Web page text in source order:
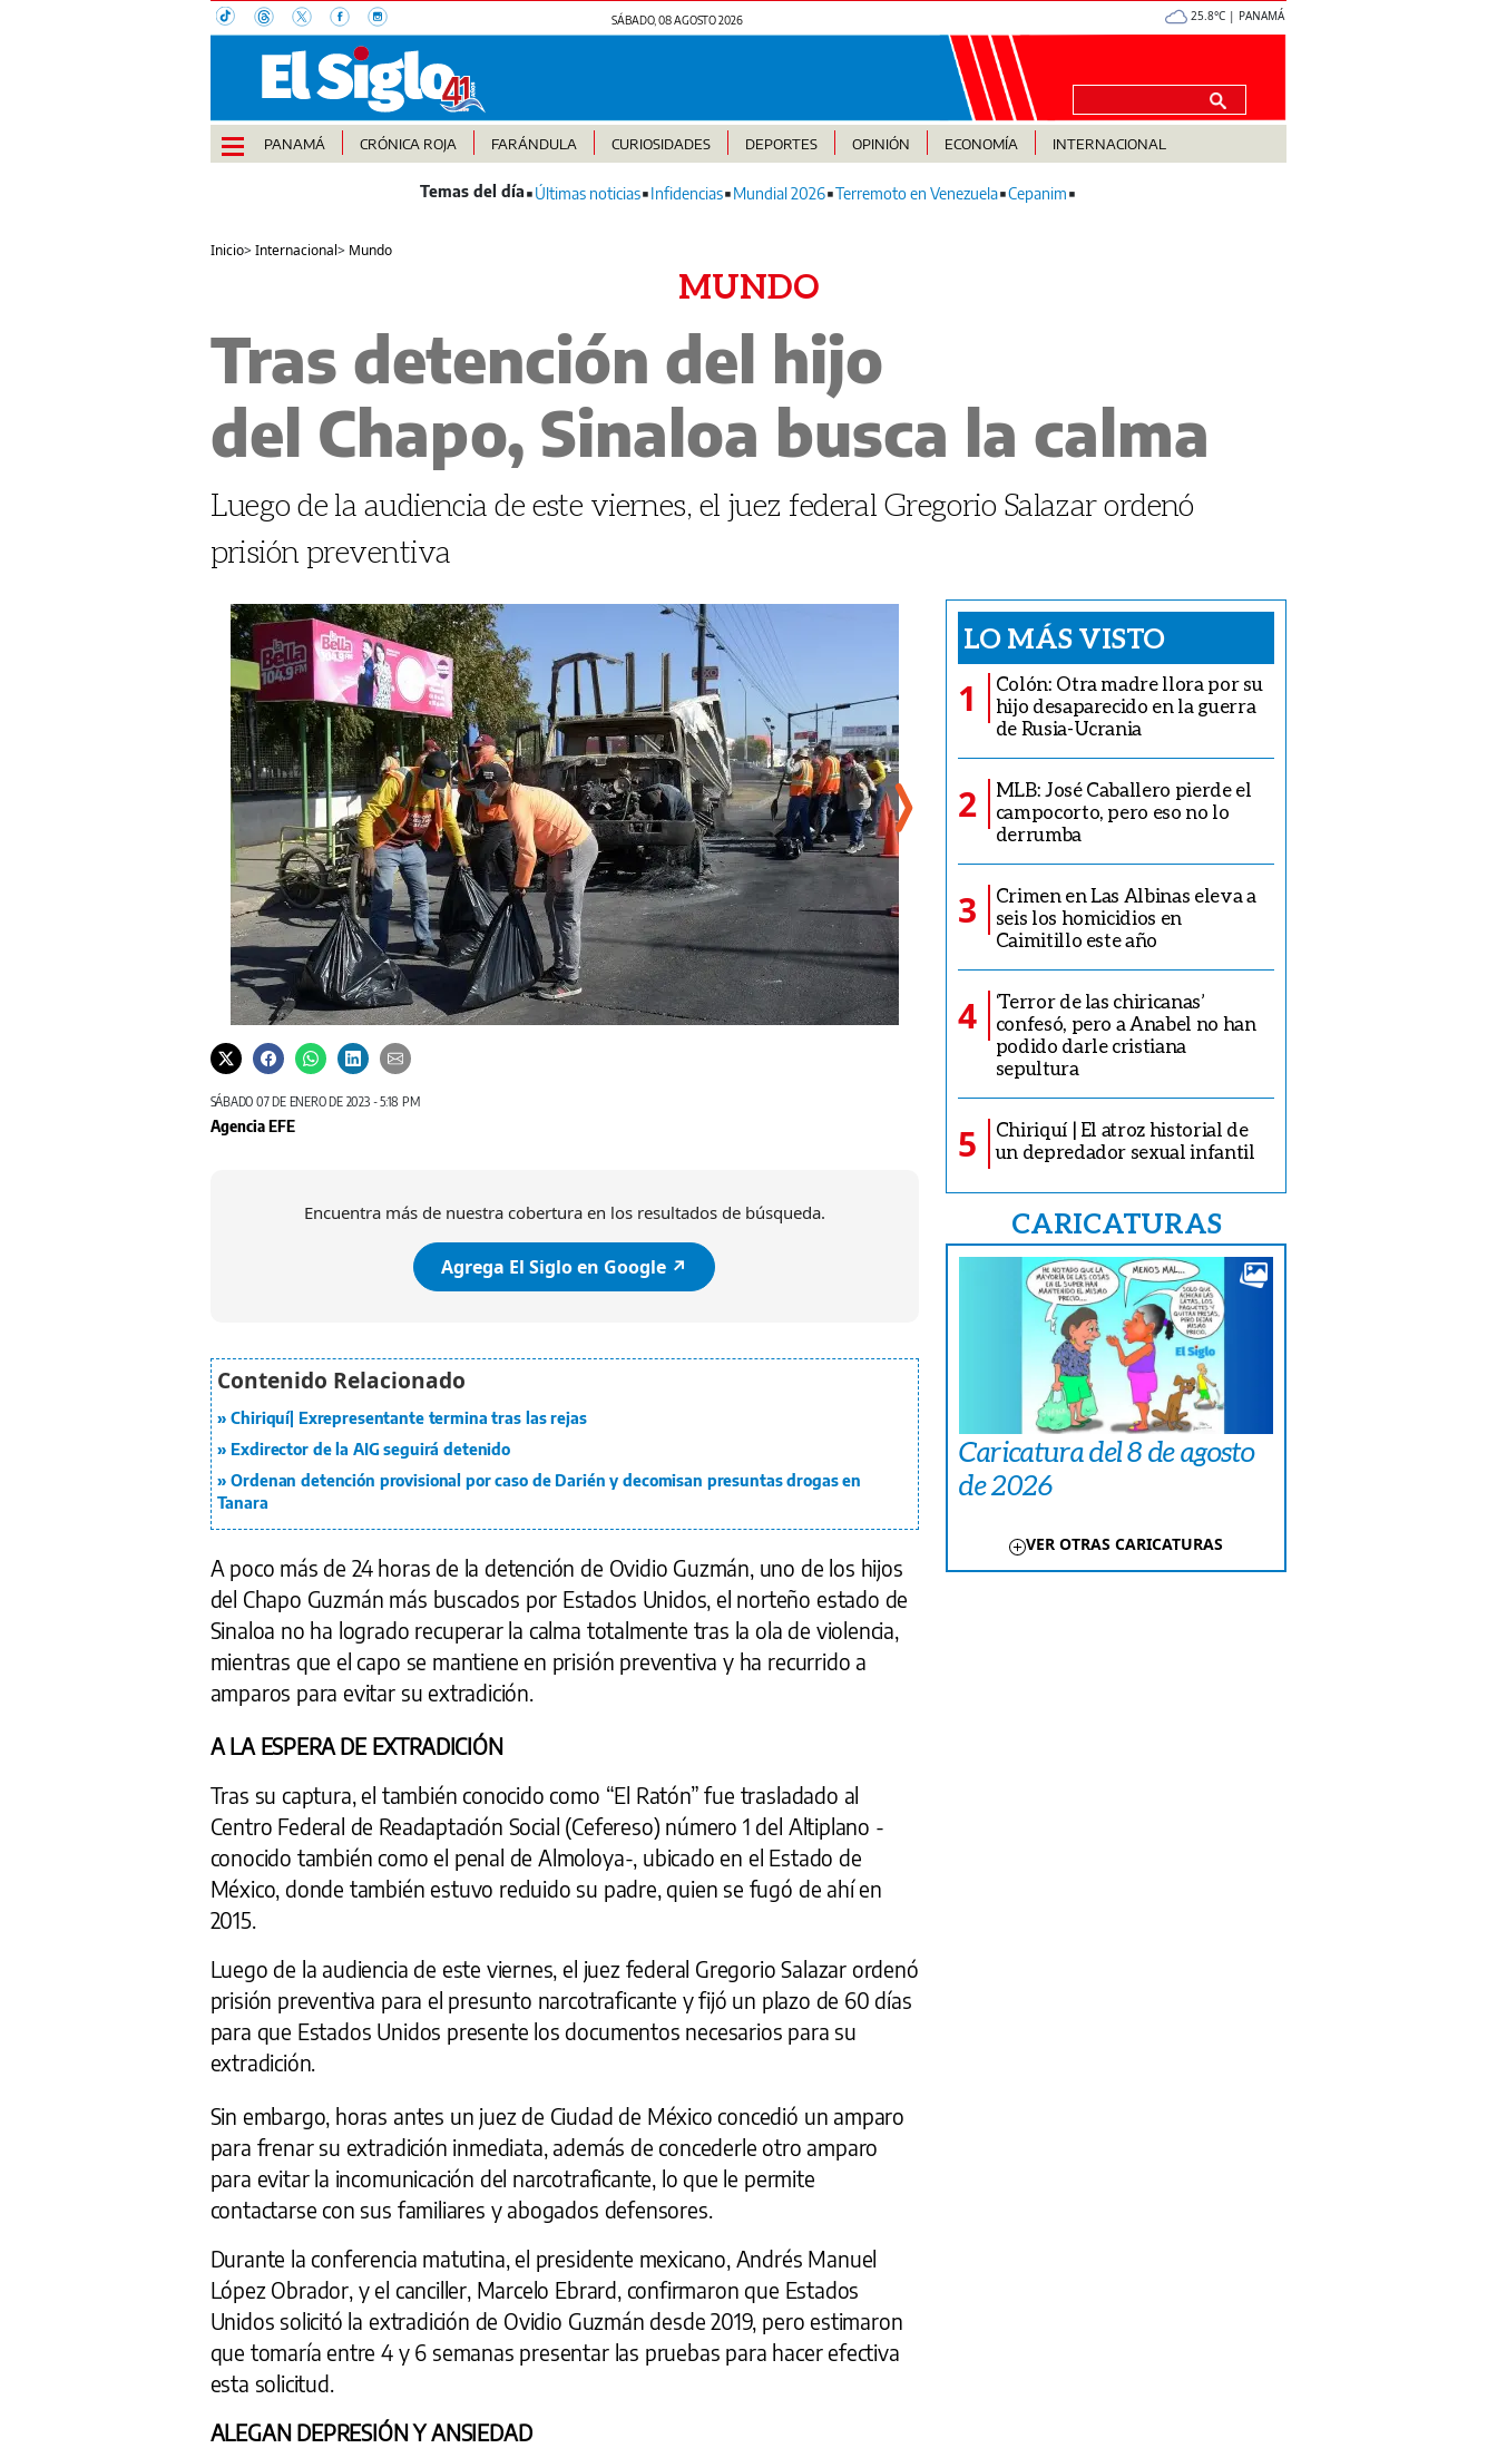
SÁBADO, 08 AGOSTO 2026 25.8°C | PANAMÁ
PANAMÁ CRÓNICA ROJA FARÁNDULA CURIOSIDADES DEPORTES OPINIÓN ECONOMÍA INTERNACIONAL
Últimas noticias Infidencias Mundial 2026 Terremoto en Venezuela Cepanim
Inicio>Internacional> Mundo
MUNDO
Tras detención del hijo
del Chapo, Sinaloa busca la calma
Luego de la audiencia de este viernes, el juez federal Gregorio Salazar ordenó
prisión preventiva
SÁBADO 07 DE ENERO DE 2023 - 5:18 PM
Agencia EFE
Encuentra más de nuestra cobertura en los resultados de búsqueda.
Agrega El Siglo en Google ↗️
Chiriquí| Exrepresentante termina tras las rejas
Exdirector de la AIG seguirá detenido
Ordenan detención provisional por caso de Darién y decomisan presuntas drogas en
Tanara
A poco más de 24 horas de la detención de Ovidio Guzmán, uno de los hijos
del Chapo Guzmán más buscados por Estados Unidos, el norteño estado de
Sinaloa no ha logrado recuperar la calma totalmente tras la ola de violencia,
mientras que el capo se mantiene en prisión preventiva y ha recurrido a
amparos para evitar su extradición.
A LA ESPERA DE EXTRADICIÓN
Tras su captura, el también conocido como “El Ratón” fue trasladado al
Centro Federal de Readaptación Social (Cefereso) número 1 del Altiplano -
conocido también como el penal de Almoloya-, ubicado en el Estado de
México, donde también estuvo recluido su padre, quien se fugó de ahí en
2015.
Luego de la audiencia de este viernes, el juez federal Gregorio Salazar ordenó
prisión preventiva para el presunto narcotraficante y fijó un plazo de 60 días
para que Estados Unidos presente los documentos necesarios para su
extradición.
Sin embargo, horas antes un juez de Ciudad de México concedió un amparo
para frenar su extradición inmediata, además de concederle otro amparo
para evitar la incomunicación del narcotraficante, lo que le permite
contactarse con sus familiares y abogados defensores.
Durante la conferencia matutina, el presidente mexicano, Andrés Manuel
López Obrador, y el canciller, Marcelo Ebrard, confirmaron que Estados
Unidos solicitó la extradición de Ovidio Guzmán desde 2019, pero estimaron
que tomaría entre 4 y 6 semanas presentar las pruebas para hacer efectiva
esta solicitud.
ALEGAN DEPRESIÓN Y ANSIEDAD
LO MÁS VISTO
1
Colón: Otra madre llora por su
hijo desaparecido en la guerra
de Rusia-Ucrania
2
MLB: José Caballero pierde el
campocorto, pero eso no lo
derrumba
3
Crimen en Las Albinas eleva a
seis los homicidios en
Caimitillo este año
4
‘Terror de las chiricanas’
confesó, pero a Anabel no han
podido darle cristiana
sepultura
5
Chiriquí | El atroz historial de
un depredador sexual infantil
CARICATURAS
Caricatura del 8 de agosto
de 2026
VER OTRAS CARICATURAS